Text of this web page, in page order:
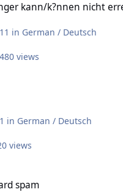
kann/k?nnen nicht
in German / Deutsch
views
in German / Deutsch
views
spam